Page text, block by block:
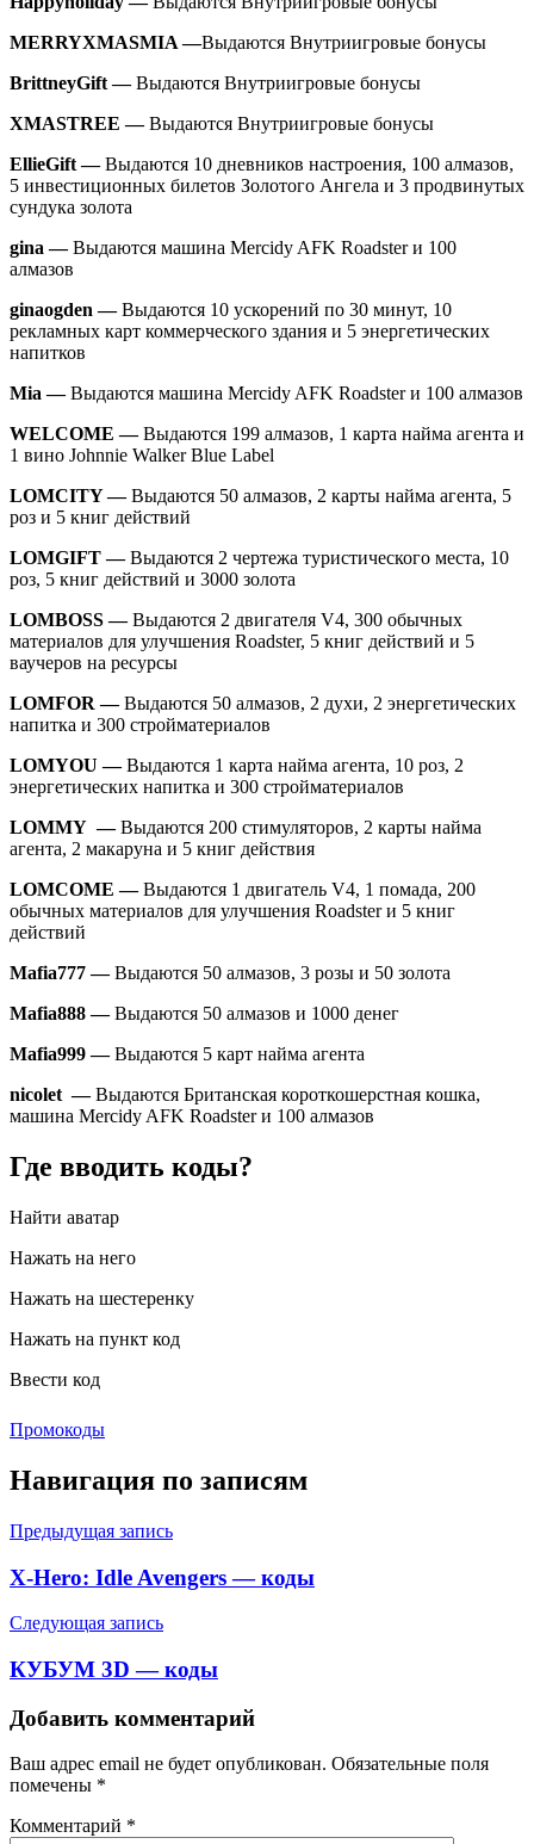
MERRYXMASMIA —Выдаются Внутриигровые бонусы
BrittneyGift —Выдаются Внутриигровые бонусы
XMASTREE —Выдаются Внутриигровые бонусы
EllieGift —Выдаются 10 дневников настроения, 100 алмазов,
5 инвестиционных билетов Золотого Ангела и 3 продвинутых
сундука золота
gina —Выдаются машина Mercidy AFK Roadster и 100
алмазов
ginaogden —Выдаются 10 ускорений по 30 минут, 10
рекламных карт коммерческого здания и 5 энергетических
напитков
Mia —Выдаются машина Mercidy AFK Roadster и 100 алмазов
WELCOME —Выдаются 199 алмазов, 1 карта найма агента и
1 вино Johnnie Walker Blue Label
LOMCITY —Выдаются 50 алмазов, 2 карты найма агента, 5
роз и 5 книг действий
LOMGIFT —Выдаются 2 чертежа туристического места, 10
роз, 5 книг действий и 3000 золота
LOMBOSS —Выдаются 2 двигателя V4, 300 обычных
материалов для улучшения Roadster, 5 книг действий и 5
ваучеров на ресурсы
LOMFOR —Выдаются 50 алмазов, 2 духи, 2 энергетических
напитка и 300 стройматериалов
LOMYOU —Выдаются 1 карта найма агента, 10 роз, 2
энергетических напитка и 300 стройматериалов
LOMMY—Выдаются 200 стимуляторов, 2 карты найма
агента, 2 макаруна и 5 книг действия
LOMCOME —Выдаются 1 двигатель V4, 1 помада, 200
обычных материалов для улучшения Roadster и 5 книг
действий
Mafia777 —Выдаются 50 алмазов, 3 розы и 50 золота
Mafia888 —Выдаются 50 алмазов и 1000 денег
Mafia999 —Выдаются 5 карт найма агента
nicolet —Выдаются Британская короткошерстная кошка,
машина Mercidy AFK Roadster и 100 алмазов
Где вводить коды?
Найти аватар
Нажать на него
Нажать на шестеренку
Нажать на пункт код
Ввести код
Промокоды
Навигация по записям
Предыдущая запись
X-Hero: Idle Avengers — коды
Следующая запись
КУБУМ 3D — коды
Добавить комментарий
Ваш адрес email не будет опубликован. Обязательные поля
помечены *
Комментарий *